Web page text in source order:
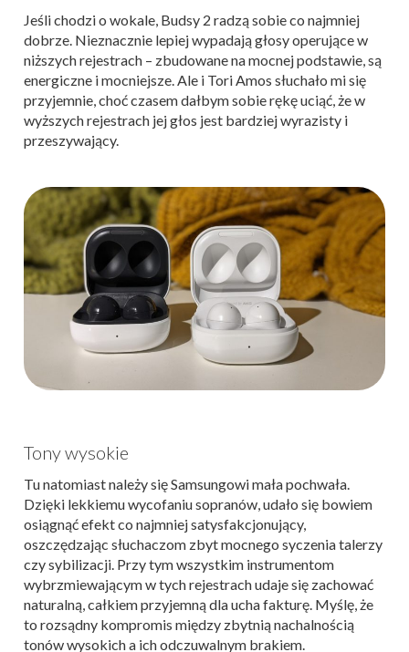
Jeśli chodzi o wokale, Budsy 2 radzą sobie co najmniej
dobrze. Nieznacznie lepiej wypadają głosy operujące w
niższych rejestrach – zbudowane na mocnej podstawie, są
energiczne i mocniejsze. Ale i Tori Amos słuchało mi się
przyjemnie, choć czasem dałbym sobie rękę uciąć, że w
wyższych rejestrach jej głos jest bardziej wyrazisty i
przeszywający.
Tony wysokie
Tu natomiast należy się Samsungowi mała pochwała.
Dzięki lekkiemu wycofaniu sopranów, udało się bowiem
osiągnąć efekt co najmniej satysfakcjonujący,
oszczędzając słuchaczom zbyt mocnego syczenia talerzy
czy sybilizacji. Przy tym wszystkim instrumentom
wybrzmiewającym w tych rejestrach udaje się zachować
naturalną, całkiem przyjemną dla ucha fakturę. Myślę, że
to rozsądny kompromis między zbytnią nachalnością
tonów wysokich a ich odczuwalnym brakiem.